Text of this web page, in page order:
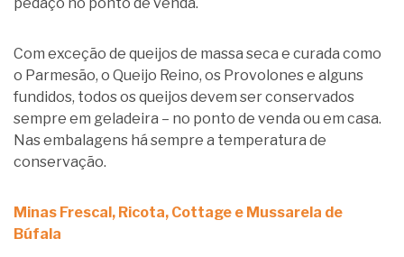
Com exceção de queijos de massa seca e curada como
o Parmesão, o Queijo Reino, os Provolones e alguns
fundidos, todos os queijos devem ser conservados
sempre em geladeira – no ponto de venda ou em casa.
Nas embalagens há sempre a temperatura de
conservação.
Minas Frescal, Ricota, Cottage e Mussarela de
Búfala